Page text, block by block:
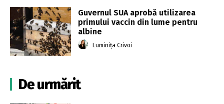
Guvernul SUA aprobă utilizarea
primului vaccin din lume pentru
albine
Luminița Crivoi
De urmărit